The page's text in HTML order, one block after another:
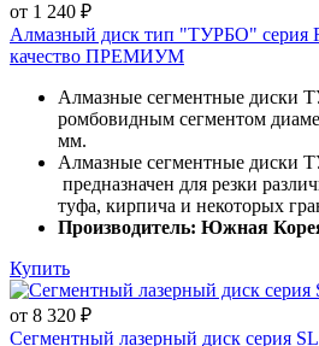
от 1 240 ₽
Алмазный диск тип "ТУРБО" серия
качество ПРЕМИУМ
Алмазные сегментные диски
ромбовидным сегментом
мм.
Алмазные сегментные диски
предназначен для резки
туфа, кирпича и некоторых
Производитель: Южная
Купить
от 8 320 ₽
Сегментный лазерный диск серия